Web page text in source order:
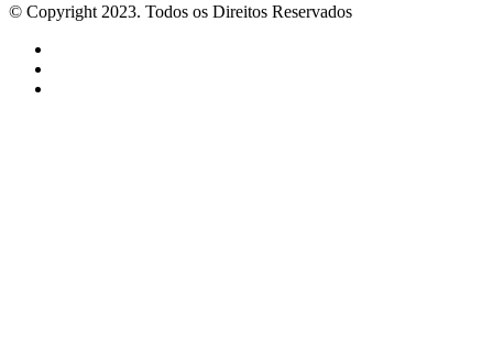
© Copyright 2023. Todos os Direitos Reservados